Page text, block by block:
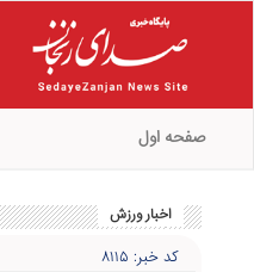
صفحه اول
اخبار ورزش
کد خبر: ۸۱۱۵